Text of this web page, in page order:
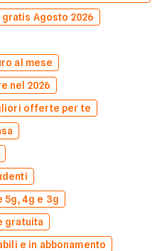
Agosto 2026
al mese
nel 2026
offerte per te
5g, 4g e 3g
gratuita
e in abbonamento